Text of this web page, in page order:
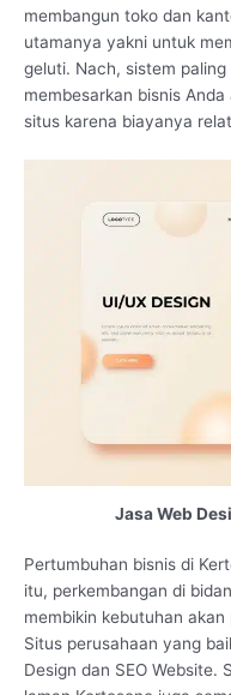
membangun toko dan
utamanya yakni untuk
geluti. Nach, sistem
membesarkan bisnis
situs karena biayanya
Jasa Web
Pertumbuhan bisnis di
itu, perkembangan di
membikin kebutuhan
Situs perusahaan yang
Design dan SEO Website.